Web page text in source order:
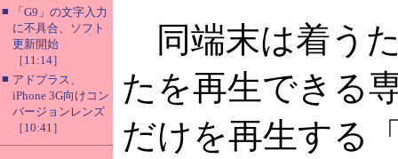
■
「G9」の文字入力
に不具合、ソフト
更新開始
［11:14］
■ アドプラス、
iPhone 3G向けコン
バージョンレンズ
［10:41］
同端末は着う
たを再生できる
だけを再生する